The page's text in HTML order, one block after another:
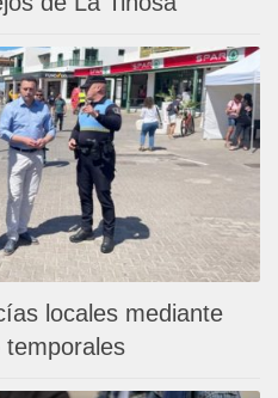
locales mediante
temporales